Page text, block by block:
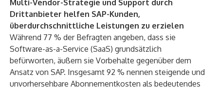
Multi-Vendor-Strategie und Support durch
Drittanbieter helfen SAP-Kunden,
überdurchschnittliche Leistungen zu erzielen
Während 77 % der Befragten angeben, dass sie
Software-as-a-Service (SaaS) grundsätzlich
befürworten, äußern sie Vorbehalte gegenüber dem
Ansatz von SAP. Insgesamt 92 % nennen steigende und
unvorhersehbare Abonnementkosten als bedeutendes